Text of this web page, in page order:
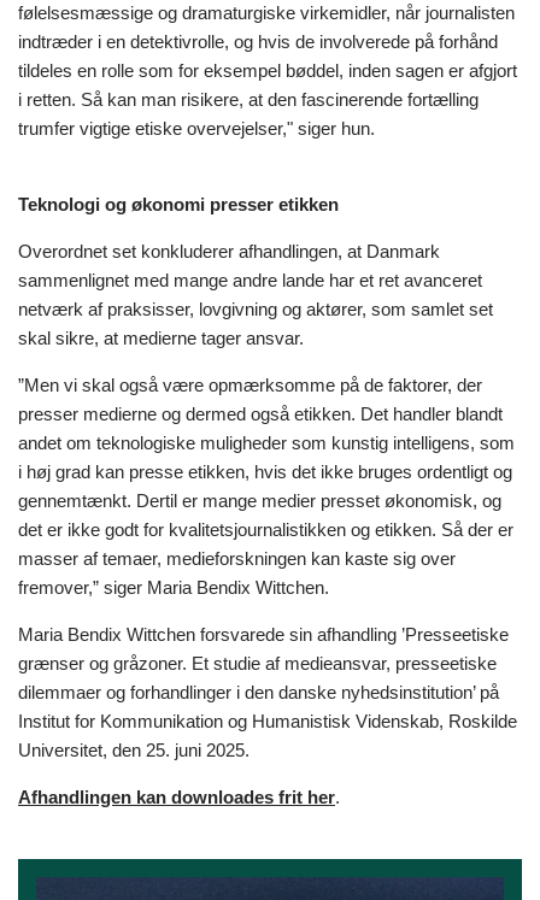
følelsesmæssige og dramaturgiske virkemidler, når journalisten
indtræder i en detektivrolle, og hvis de involverede på forhånd
tildeles en rolle som for eksempel bøddel, inden sagen er afgjort
i retten. Så kan man risikere, at den fascinerende fortælling
trumfer vigtige etiske overvejelser," siger hun.
Teknologi og økonomi presser etikken
Overordnet set konkluderer afhandlingen, at Danmark
sammenlignet med mange andre lande har et ret avanceret
netværk af praksisser, lovgivning og aktører, som samlet set
skal sikre, at medierne tager ansvar.
”Men vi skal også være opmærksomme på de faktorer, der
presser medierne og dermed også etikken. Det handler blandt
andet om teknologiske muligheder som kunstig intelligens, som
i høj grad kan presse etikken, hvis det ikke bruges ordentligt og
gennemtænkt. Dertil er mange medier presset økonomisk, og
det er ikke godt for kvalitetsjournalistikken og etikken. Så der er
masser af temaer, medieforskningen kan kaste sig over
fremover,” siger Maria Bendix Wittchen.
Maria Bendix Wittchen forsvarede sin afhandling ’Presseetiske
grænser og gråzoner. Et studie af medieansvar, presseetiske
dilemmaer og forhandlinger i den danske nyhedsinstitution’ på
Institut for Kommunikation og Humanistisk Videnskab, Roskilde
Universitet, den 25. juni 2025.
Afhandlingen kan downloades frit her.